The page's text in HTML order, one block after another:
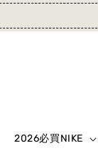
2026必買NIKE